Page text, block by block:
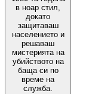
в ноар стил,
докато
защитаваш
населението и
решаваш
мистерията на
убийството на
баща си по
време на
служба.